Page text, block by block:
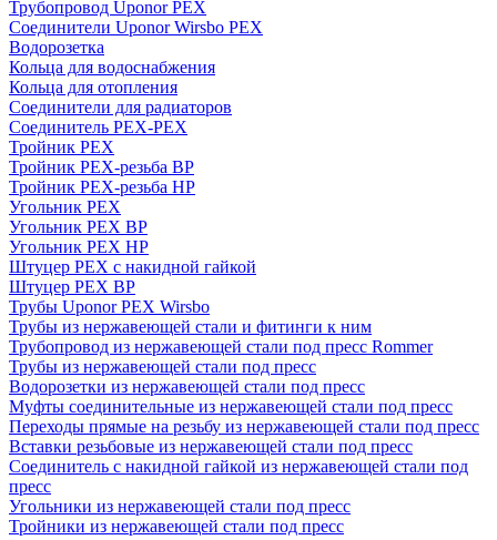
Трубопровод Uponor PEX
Соединители Uponor Wirsbo PEX
Водорозетка
Кольца для водоснабжения
Кольца для отопления
Соединители для радиаторов
Соединитель PEX-PEX
Тройник PEX
Тройник PEX-резьба ВР
Тройник PEX-резьба НР
Угольник PEX
Угольник PEX ВР
Угольник PEX НР
Штуцер PEX c накидной гайкой
Штуцер PEX ВР
Трубы Uponor PEX Wirsbo
Трубы из нержавеющей стали и фитинги к ним
Трубопровод из нержавеющей стали под пресс Rommer
Трубы из нержавеющей стали под пресс
Водорозетки из нержавеющей стали под пресс
Муфты соединительные из нержавеющей стали под пресс
Переходы прямые на резьбу из нержавеющей стали под пресс
Вставки резьбовые из нержавеющей стали под пресс
Соединитель с накидной гайкой из нержавеющей стали под
пресс
Угольники из нержавеющей стали под пресс
Тройники из нержавеющей стали под пресс